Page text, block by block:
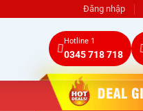
Đăng nhập
Hotline 1
0345 718 718